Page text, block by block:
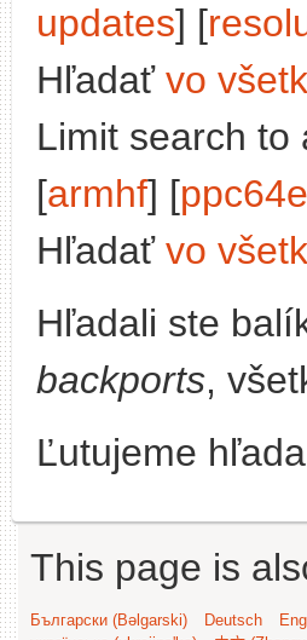
updates] [
Hľadať vo
Limit search to
[armhf] [
Hľadať vo
Hľadali ste
backports,
Ľutujeme
This page is
Български (Bəlgarski) Deutsch